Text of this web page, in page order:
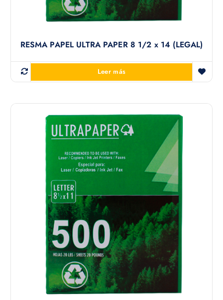
RESMA PAPEL ULTRA PAPER 8 1/2 x 14 (LEGAL)
Leer más